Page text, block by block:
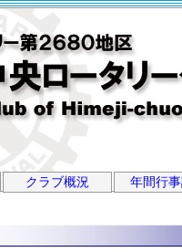
クラブ概況 年間行